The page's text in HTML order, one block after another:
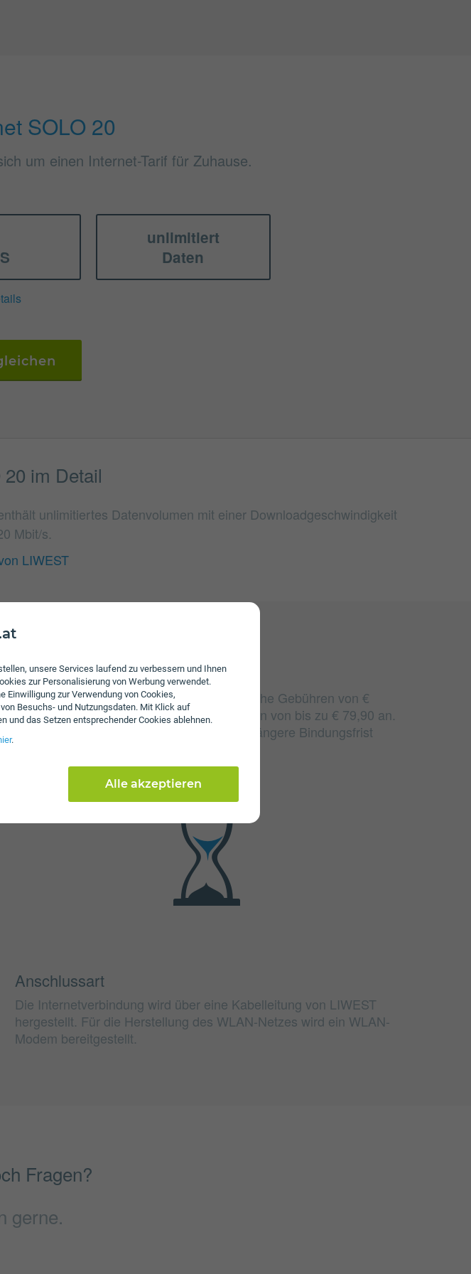
unsere Services laufend zu verbessern und Ihnen
zur Personalisierung von Werbung verwendet.
Einwilligung zur Verwendung von Cookies,
Besuchs- und Nutzungsdaten. Mit Klick auf
und das Setzen entsprechender Cookies ablehnen.
.
Alle akzeptieren
SOLO 20
um einen Internet-Tarif für Zuhause.
unlimitiert
Daten
im Detail
unlimitiertes Datenvolumen mit einer Downloadgeschwindigkeit
Mbit/s.
LIWEST
Gebühren
Beim Tarif Internet SOLO 20 fallen monatliche Gebühren von €
21,65 an. Weiters fallen einmalige Gebühren von bis zu € 79,90 an.
Die Einmalkosten können sich durch eine längere Bindungsfrist
Anschlussart
Die Internetverbindung wird über eine Kabelleitung von LIWEST
hergestellt. Für die Herstellung des WLAN-Netzes wird ein WLAN-
Modem bereitgestellt.
Fragen?
gerne.